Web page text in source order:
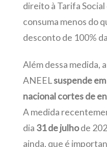
direito à Tarifa
consuma menos do
desconto de 100%
Além dessa medida,
ANEELsuspende
nacional cortes de
A medida
dia 31 de julhode
ainda, que é